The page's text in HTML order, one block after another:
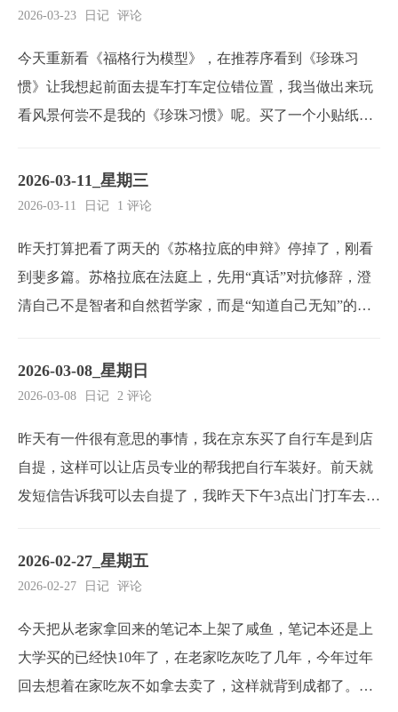
吃东西的能力，当然这不是把嘴封住。我的想法是家里不
上...
2026-03-23 日记 评论
今天重新看《福格行为模型》，在推荐序看到《珍珠习
惯》让我想起前面去提车打车定位错位置，我当做出来玩
看风景何尝不是我的《珍珠习惯》呢。买了一个小贴纸在
些事，这些是不做也不影响。但是我总忘记，用这个来提
示我。这个有和《福格行为模型》的 行为 = 动机+能力+提
2026-03-11_星期三
2026-03-11 日记 1 评论
昨天打算把看了两天的《苏格拉底的申辩》停掉了，刚看
到斐多篇。苏格拉底在法庭上，先用“真话”对抗修辞，澄
清自己不是智者和自然哲学家，而是“知道自己无知”的提
的哲学生活说成是神赋予的使命，为后来的“宁死不放弃哲
学”埋下伏笔。今天装了一天openclaw，我之前给我的机器
2026-03-08_星期日
2026-03-08 日记 2 评论
昨天有一件很有意思的事情，我在京东买了自行车是到店
自提，这样可以让店员专业的帮我把自行车装好。前天就
发短信告诉我可以去自提了，我昨天下午3点出门打车去，
因为我自提了还要自己骑会来，有10公里吧，骑得慢要50
分钟。在我犹豫的时候网约车来了，我坐上去了也没有取
2026-02-27_星期五
2026-02-27 日记 评论
今天把从老家拿回来的笔记本上架了咸鱼，笔记本还是上
大学买的已经快10年了，在老家吃灰吃了几年，今年过年
回去想着在家吃灰不如拿去卖了，这样就背到成都了。上